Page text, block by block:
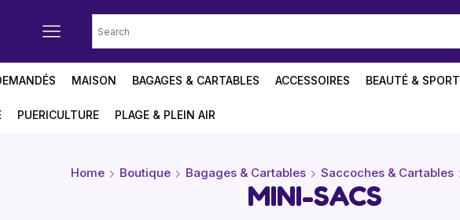
MAISON BAGAGES & CARTABLES ACCESSOIRES BEAUTÉ & SPORT
PUERICULTURE PLAGE & PLEIN AIR
Home Boutique Bagages & Cartables Saccoches & Cartables
MINI-SACS